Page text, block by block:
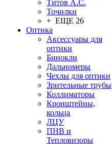
Титов А.С.
Точилки
+ ЕЩЕ 26
Оптика
Аксессуары для
оптики
Бинокли
Дальномеры
Чехлы для оптики
Зрительные трубы
Коллиматоры
Кронштейны,
кольца
ЛЦУ
ПНВ и
Тепловизоры